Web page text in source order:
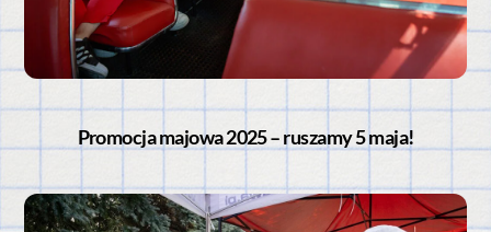
Promocja majowa 2025 – ruszamy 5 maja!